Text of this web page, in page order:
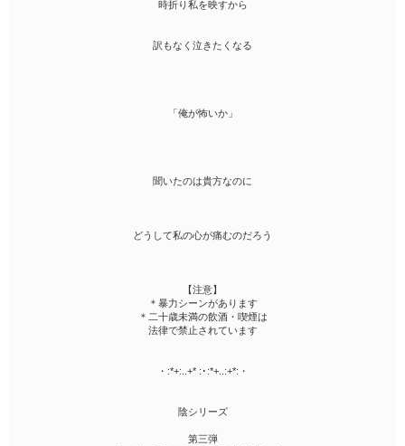
時折り私を映すから
訳もなく泣きたくなる
「俺が怖いか」
聞いたのは貴方なのに
どうして私の心が痛むのだろう
【注意】
＊暴力シーンがあります
＊二十歳未満の飲酒・喫煙は
法律で禁止されています
・:*+:..+* :･:*+..:+*:・
陰シリーズ
第三弾